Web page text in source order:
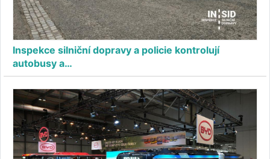
Inspekce silniční dopravy a policie kontrolují
autobusy a…